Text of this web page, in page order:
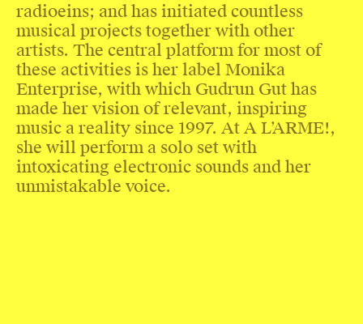
radioeins; and has initiated countless
musical projects together with other
artists. The central platform for most of
these activities is her label Monika
Enterprise, with which Gudrun Gut has
made her vision of relevant, inspiring
music a reality since 1997. At A L’ARME!,
she will perform a solo set with
intoxicating electronic sounds and her
unmistakable voice.